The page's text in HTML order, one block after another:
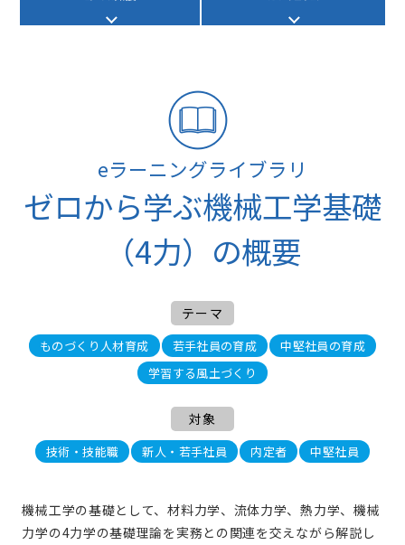
eラーニングライブラリ
ゼロから学ぶ機械工学基礎
（4力）の概要
テーマ
ものづくり人材育成 若手社員の育成
中堅社員の育成
学習する風土づくり
対象
技術・技能職 新人・若手社員 内定者 中堅社員
機械工学の基礎として、材料力学、流体力学、熱力学、機械
力学の4力学の基礎理論を実務との関連を交えながら解説し